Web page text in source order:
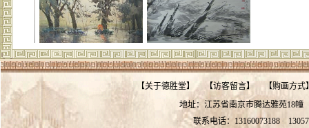
【关于德胜堂】 【访客留言】 【购画方式
地址：江苏省南京市腾达雅苑
联系电话：13160073188